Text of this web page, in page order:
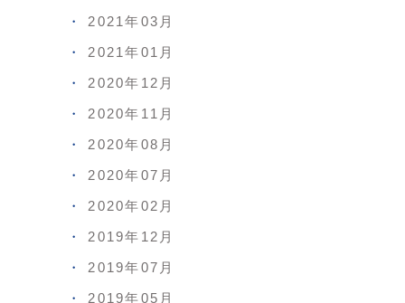
2021年03月
2021年01月
2020年12月
2020年11月
2020年08月
2020年07月
2020年02月
2019年12月
2019年07月
2019年05月